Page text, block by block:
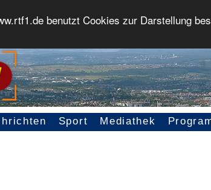
benutzt Cookies zur Darstellung
Sport Mediathek